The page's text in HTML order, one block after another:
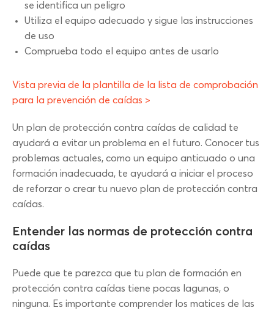
se identifica un peligro
Utiliza el equipo adecuado y sigue las instrucciones
de uso
Comprueba todo el equipo antes de usarlo
Vista previa de la plantilla de la lista de comprobación
para la prevención de caídas >
Un plan de protección contra caídas de calidad te
ayudará a evitar un problema en el futuro. Conocer tus
problemas actuales, como un equipo anticuado o una
formación inadecuada, te ayudará a iniciar el proceso
de reforzar o crear tu nuevo plan de protección contra
caídas.
Entender las normas de protección contra
caídas
Puede que te parezca que tu plan de formación en
protección contra caídas tiene pocas lagunas, o
ninguna. Es importante comprender los matices de las